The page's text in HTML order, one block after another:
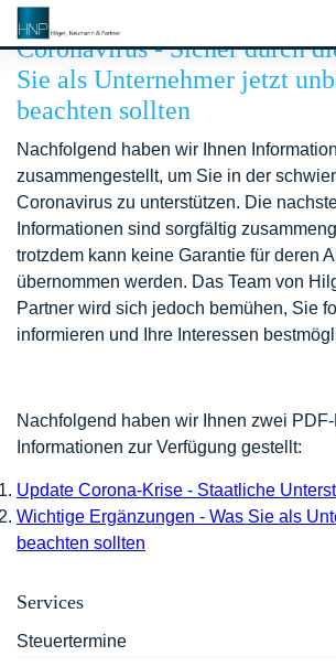
Coronavirus - Sicher durch
Sie als Unternehmer jetzt
beachten sollten
Nachfolgend haben wir Ihnen
zusammengestellt, um Sie in der
Coronavirus zu unterstützen. Die
Informationen sind sorgfältig
trotzdem kann keine Garantie für deren
übernommen werden. Das Team von
Partner wird sich jedoch bemühen, Sie
informieren und Ihre Interessen
Nachfolgend haben wir Ihnen zwei
Informationen zur Verfügung gestellt:
Update Corona-Krise - Staatliche
Wichtige Ergänzungen - Was Sie als
beachten sollten
Services
Steuertermine